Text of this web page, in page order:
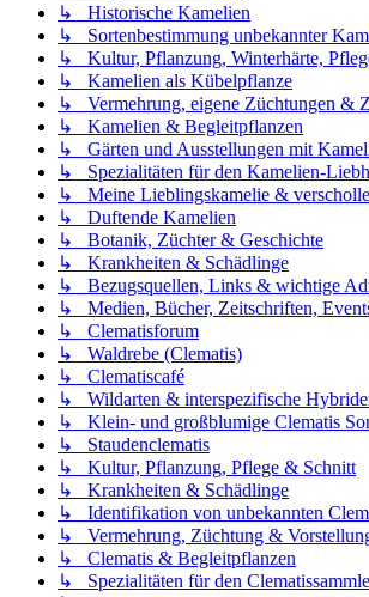
↳ Historische Kamelien
↳ Sortenbestimmung unbekannter
↳ Kultur, Pflanzung, Winterhärte,
↳ Kamelien als Kübelpflanze
↳ Vermehrung, eigene Züchtungen &
↳ Kamelien & Begleitpflanzen
↳ Gärten und Ausstellungen mit
↳ Spezialitäten für den Kamelien-
↳ Meine Lieblingskamelie &
↳ Duftende Kamelien
↳ Botanik, Züchter & Geschichte
↳ Krankheiten & Schädlinge
↳ Bezugsquellen, Links & wichtige
↳ Medien, Bücher, Zeitschriften,
↳ Clematisforum
↳ Waldrebe (Clematis)
↳ Clematiscafé
↳ Wildarten & interspezifische
↳ Klein- und großblumige Clematis
↳ Staudenclematis
↳ Kultur, Pflanzung, Pflege & Schnitt
↳ Krankheiten & Schädlinge
↳ Identifikation von unbekannten
↳ Vermehrung, Züchtung &
↳ Clematis & Begleitpflanzen
↳ Spezialitäten für den